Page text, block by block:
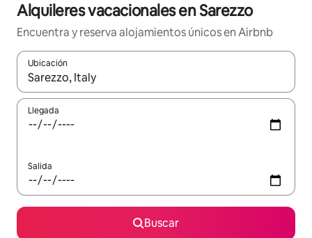
Alquileres vacacionales en Sarezzo
Encuentra y reserva alojamientos únicos en Airbnb
Ubicación
Cuando los resultados estén disponibles, navega con las
Llegada
Salida
Buscar